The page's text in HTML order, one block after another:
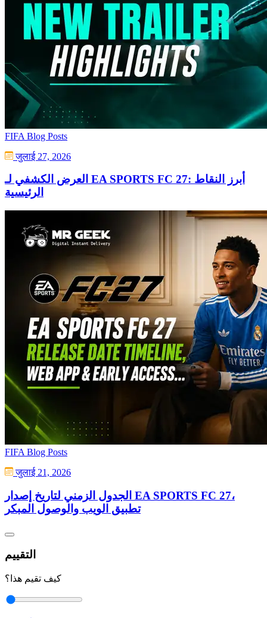
FIFA Blog Posts
जुलाई 27, 2026
العرض الكشفي لـ EA SPORTS FC 27: أبرز النقاط
الرئيسية
FIFA Blog Posts
जुलाई 21, 2026
الجدول الزمني لتاريخ إصدار EA SPORTS FC 27،
تطبيق الويب والوصول المبكر
التقييم
كيف تقيم هذا؟